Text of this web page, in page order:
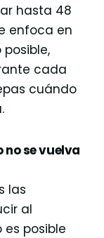
hasta 48
enfoca en
cada
cuándo
no se vuelva
las
al
posible